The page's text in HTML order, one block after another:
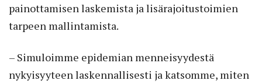
painottamisen laskemista ja lisärajoitustoimien
tarpeen mallintamista.
– Simuloimme epidemian menneisyydestä
nykyisyyteen laskennallisesti ja katsomme, miten